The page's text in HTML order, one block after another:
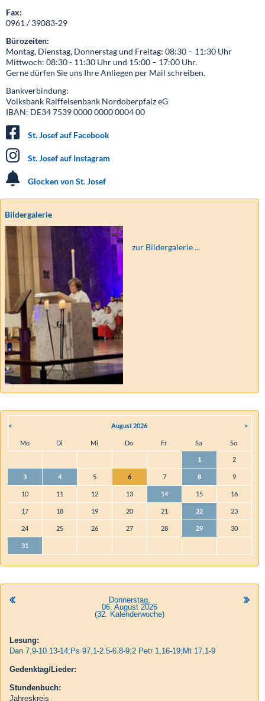
Fax:
0961 / 39083-29
Bürozeiten:
Montag, Dienstag, Donnerstag und Freitag: 08:30 – 11:30 Uhr
Mittwoch: 08:30 - 11:30 Uhr und 15:00 – 17:00 Uhr.
Gerne dürfen Sie uns Ihre Anliegen per Mail schreiben.
Bankverbindung:
Volksbank Raiffeisenbank Nordoberpfalz eG
IBAN: DE34 7539 0000 0000 0004 00
St. Josef auf Facebook
St. Josef auf Instagram
Glocken von St. Josef
Bildergalerie
zur Bildergalerie ...
< August 2026 >
MoMo DiDi MiMi DoDo FrFr Sa SoSo
1 2
3 4 5 6 7 8 9
10 11 12 13 14 15 16
17 18 19 20 21 22 23
24 25 26 27 28 29 30
31